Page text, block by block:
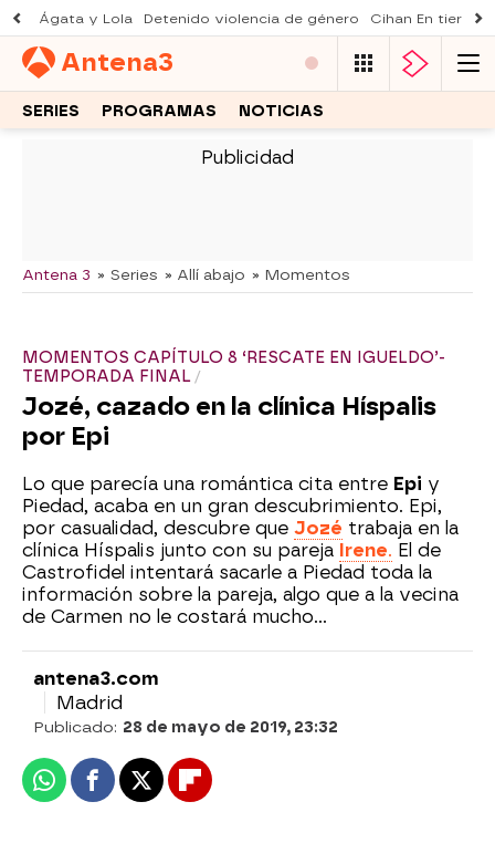
Ágata y Lola Detenido violencia de género Cihan En tierra
Antena3
SERIES PROGRAMAS NOTICIAS
Antena 3 » Series » Allí abajo » Momentos
MOMENTOS CAPÍTULO 8 ‘RESCATE EN IGUELDO’-
TEMPORADA FINAL
Jozé, cazado en la clínica Híspalis
por Epi
Lo que parecía una romántica cita entre Epi y
Piedad, acaba en un gran descubrimiento. Epi,
por casualidad, descubre que Jozé trabaja en la
clínica Híspalis junto con su pareja Irene. El de
Castrofidel intentará sacarle a Piedad toda la
información sobre la pareja, algo que a la vecina
de Carmen no le costará mucho…
antena3.com
Madrid
Publicado: 28 de mayo de 2019, 23:32
WhatsappFacebook
X Flipboard